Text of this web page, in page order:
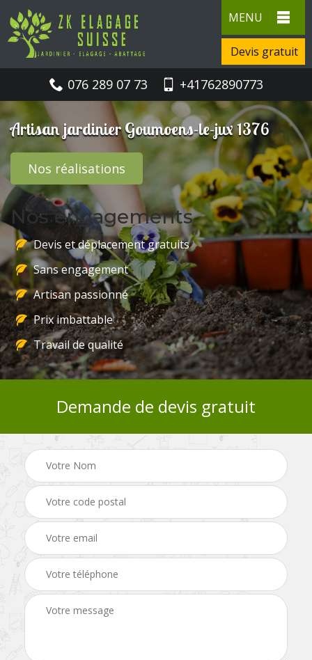
MENU
Devis gratuit
076 289 07 73 +41762890773
Artisan jardinier Goumoens-le-jux 1376
Nos réalisations
Nos engagements
Devis et déplacement gratuits
Sans engagement
Artisan passionné
Prix imbattable
Travail de qualité
Demande de devis gratuit